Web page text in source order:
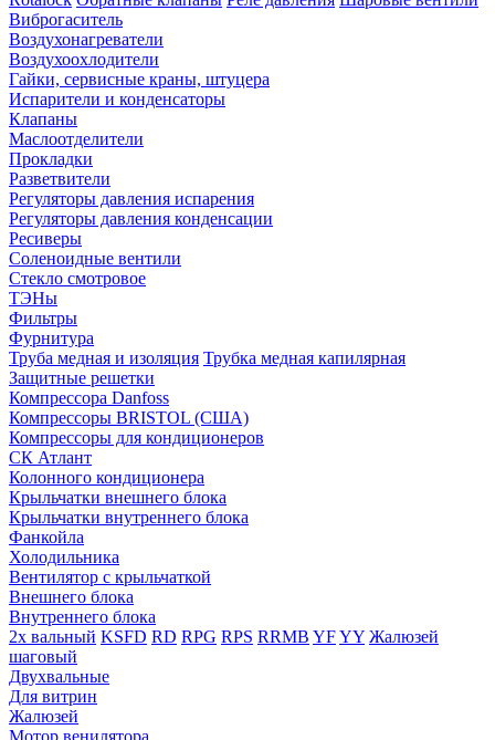
Виброгаситель
Воздухонагреватели
Воздухоохлодители
Гайки, сервисные краны, штуцера
Испарители и конденсаторы
Клапаны
Маслоотделители
Прокладки
Разветвители
Регуляторы давления испарения
Регуляторы давления конденсации
Ресиверы
Соленоидные вентили
Стекло смотровое
ТЭНы
Фильтры
Фурнитура
Труба медная и изоляция Трубка медная капилярная
Защитные решетки
Компрессора Danfoss
Компрессоры BRISTOL (США)
Компрессоры для кондиционеров
СК Атлант
Колонного кондиционера
Крыльчатки внешнего блока
Крыльчатки внутреннего блока
Фанкойла
Холодильника
Вентилятор с крыльчаткой
Внешнего блока
Внутреннего блока
2х вальный KSFD RD RPG RPS RRMB YFYY Жалюзей
шаговый
Двухвальные
Для витрин
Жалюзей
Мотор венилятора